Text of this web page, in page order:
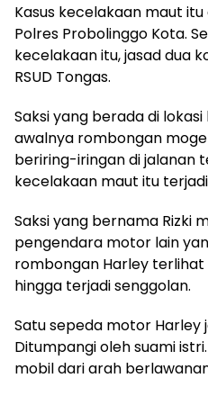
Kasus kecelakaan maut
Polres Probolinggo Kota.
kecelakaan itu, jasad dua
RSUD Tongas.
Saksi yang berada di
awalnya rombongan
beriring-iringan di jalanan
kecelakaan maut itu terjadi
Saksi yang bernama Rizki
pengendara motor lain
rombongan Harley
hingga terjadi senggolan.
Satu sepeda motor Harley
Ditumpangi oleh suami
mobil dari arah